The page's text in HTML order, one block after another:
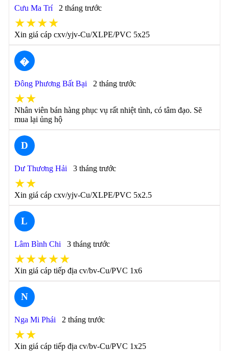
Cưu Ma Trí 2 tháng trước
★★★★
Xin giá cáp cxv/yjv-Cu/XLPE/PVC 5x25
�
Đông Phương Bất Bại 2 tháng trước
★★
Nhân viên bán hàng phục vụ rất nhiệt tình, có tâm đạo. Sẽ
mua lại ủng hộ
D
Dư Thương Hải 3 tháng trước
★★
Xin giá cáp cxv/yjv-Cu/XLPE/PVC 5x2.5
L
Lâm Bình Chi 3 tháng trước
★★★★★
Xin giá cáp tiếp địa cv/bv-Cu/PVC 1x6
N
Nga Mi Phái 2 tháng trước
★★
Xin giá cáp tiếp địa cv/bv-Cu/PVC 1x25